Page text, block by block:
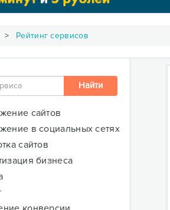
Рейтинг сервисов
сайтов
в социальных сетях
сайтов
бизнеса